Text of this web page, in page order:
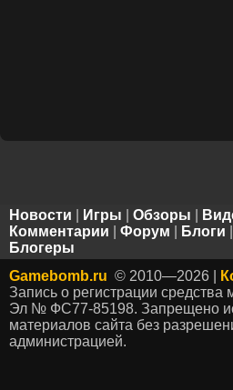
Новости Игры Обзоры
Комментарии
Форум Блоги
Блогеры
Gamebomb.ru © 2010—2026 |
Запись о регистрации
Эл № ФС77-85198. Запрещено
материалов сайта без
администрацией.